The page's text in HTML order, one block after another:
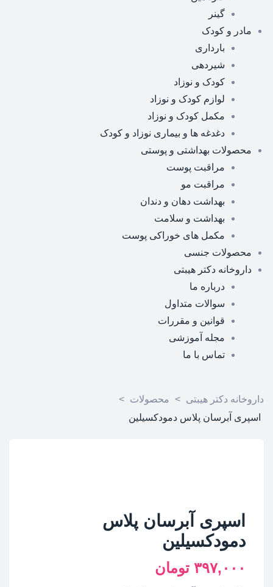
گینر
مادر و کودک
بارداری
شیردهی
کودک و نوزاد
لوازم کودک و نوزاد
مکمل کودک و نوزاد
دغدغه ها و بیماری نوزاد و کودک
محصولات بهداشتی و پوستی
مراقبت پوست
مراقبت مو
بهداشت دهان و دندان
بهداشت و سلامت
مکمل های خوراکی پوست
محصولات جنسی
داروخانه دکتر هیبتی
درباره ما
سوالات متداول
قوانین و مقررات
مجله آموزشی
تماس با ما
داروخانه دکتر هیبتی > محصولات >
اسپری آبرسان پلاس دمودکسیلین
اسپری آبرسان پلاس
دمودکسیلین
۳۹۷,۰۰۰ تومان